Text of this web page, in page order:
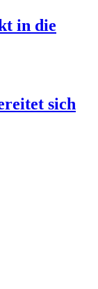
in die
sich